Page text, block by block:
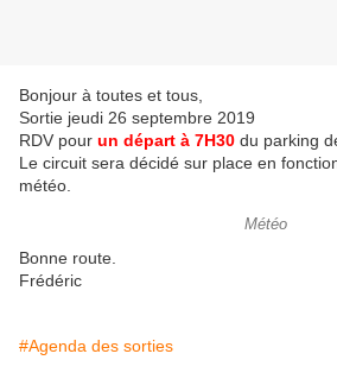
Bonjour à toutes et tous,
Sortie jeudi 26 septembre 2019
RDV pour un départ à 7H30 du parking
Le circuit sera décidé sur place en
météo.
Météo
Bonne route.
Frédéric
#Agenda des sorties